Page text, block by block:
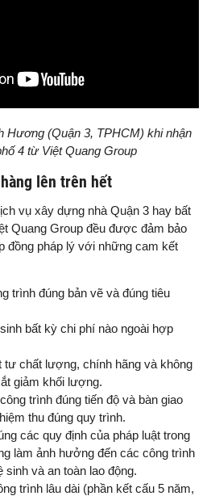
Hương (Quận 3, TPHCM) khi nhận
4 từ Việt Quang Group
lên trên hết
vụ xây dựng nhà Quận 3 hay bất
Quang Group đều được đảm bảo
đồng pháp lý với những cam kết
trình đúng bản vẽ và đúng tiêu
bất kỳ chi phí nào ngoài hợp
tư chất lượng, chính hãng và không
giảm khối lượng.
trình đúng tiến độ và bàn giao
thu đúng quy trình.
các quy định của pháp luật trong
làm ảnh hưởng đến các công trình
sinh và an toàn lao động.
trình lâu dài (phần kết cấu 5 năm,